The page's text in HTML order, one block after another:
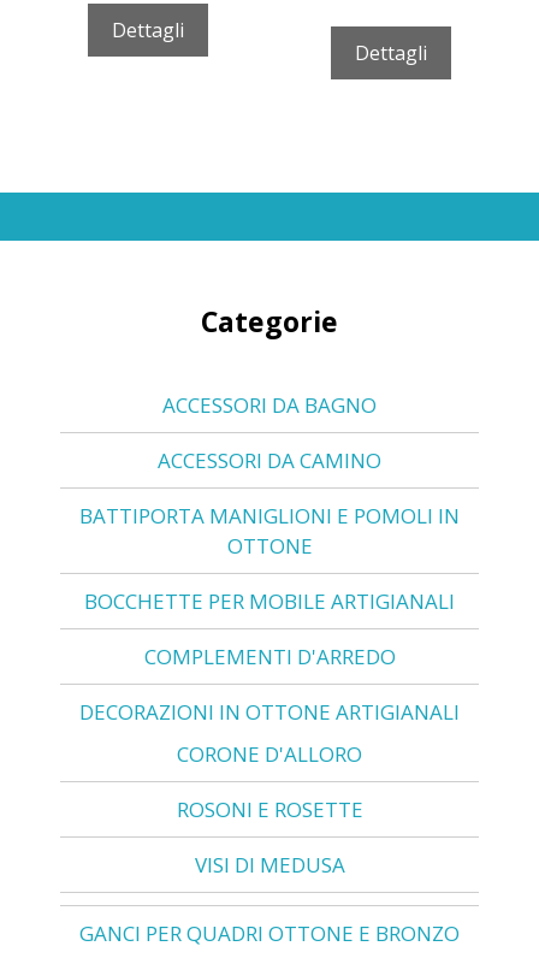
Dettagli
Dettagli
Categorie
ACCESSORI DA BAGNO
ACCESSORI DA CAMINO
BATTIPORTA MANIGLIONI E POMOLI IN
OTTONE
BOCCHETTE PER MOBILE ARTIGIANALI
COMPLEMENTI D'ARREDO
DECORAZIONI IN OTTONE ARTIGIANALI
CORONE D'ALLORO
ROSONI E ROSETTE
VISI DI MEDUSA
GANCI PER QUADRI OTTONE E BRONZO